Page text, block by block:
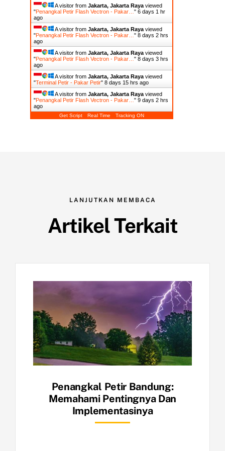
A visitor from Jakarta, Jakarta Raya viewed
"Penangkal Petir Flash Vectron - Pakar… " 6 days 1 hr
ago
A visitor from Jakarta, Jakarta Raya viewed
"Penangkal Petir Flash Vectron - Pakar… " 8 days 2 hrs
ago
A visitor from Jakarta, Jakarta Raya viewed
"Penangkal Petir Flash Vectron - Pakar… " 8 days 3 hrs
ago
A visitor from Jakarta, Jakarta Raya viewed
"Terminal Petir - Pakar Petir" 8 days 15 hrs ago
A visitor from Jakarta, Jakarta Raya viewed
"Penangkal Petir Flash Vectron - Pakar… " 9 days 2 hrs
ago
Get Script Real Time Tracking ON
LANJUTKAN MEMBACA
Artikel Terkait
Penangkal Petir Bandung:
Memahami Pentingnya Dan
Implementasinya